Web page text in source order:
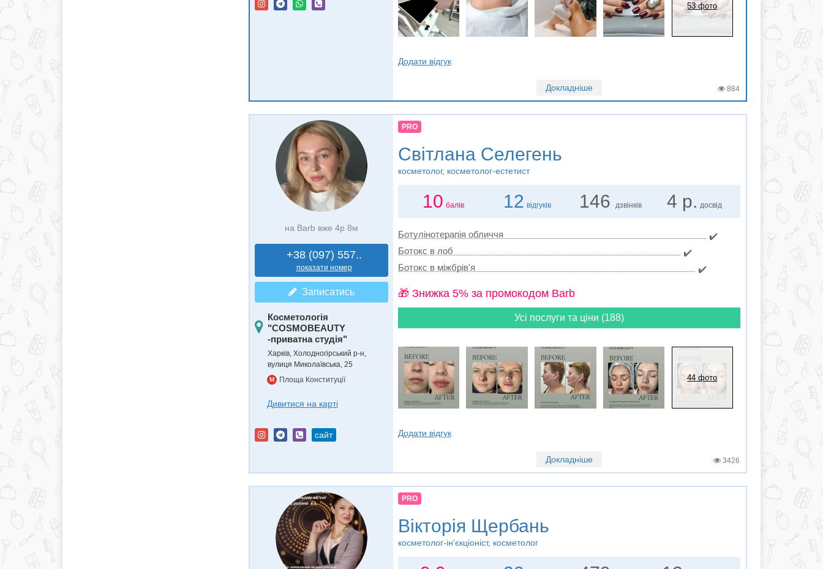
53 фото
Додати відгук
Докладніше 884
на Barb вже 4р 8м
+38 (097) 557..
показати номер
Записатись
Косметологія
"COSMOBEAUTY
-приватна студія"
Харків, Холодногірський р-н,
вулиця Миколаївська, 25
M Площа Конституції
Дивитися на карті
сайт
PRO
Світлана Селегень
косметолог, косметолог-естетист
10 балів 12 відгуків 146 дзвінків 4 р. досвід
Ботулінотерапія обличчя
✔️
Ботокс в лоб
✔️
Ботокс в міжбрів'я
✔️
🎁 Знижка 5% за промокодом Barb
Усі послуги та ціни (188)
44 фото
Додати відгук
Докладніше 3426
PRO
Вікторія Щербань
косметолог-ін'єкціоніст, косметолог